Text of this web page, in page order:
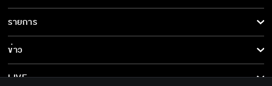
ละคร/ซีรีส์
ซีรีส์นานาชาติ
การ์ตูน & เกม
รายการ
รายการทั้งหมด
ข่าว
ข่าวทั้งหมด
LIVE